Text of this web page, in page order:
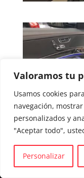
Valoramos tu
Usamos cookies
navegación,
personalizados y
"Aceptar todo",
Personalizar
Aviso